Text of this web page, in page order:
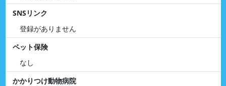
SNSリンク
登録がありません
ペット保険
なし
かかりつけ動物病院